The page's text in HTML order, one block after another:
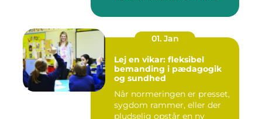
01. Jan
Lej en vikar: fleksibel
bemanding i pædagogik
og sundhed
Når normeringen er presset,
sygdom rammer, eller der
pludselig opstår en ny